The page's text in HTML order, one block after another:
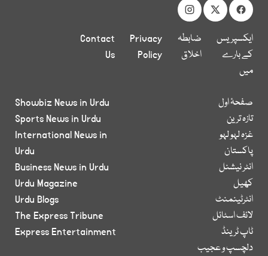
ایکسپریس
کے بارے
میں
ضابطہ
اخلاق
Privacy
Policy
Contact
Us
صفحۂ اول
تازہ ترین
غزہ لہو لہو
پاکستان
انٹر نیشنل
کھیل
انٹرٹینمنٹ
لائف اسٹائل
ٹاپ ٹرینڈ
دلچسپ و عجیب
Showbiz News in Urdu
Sports News in Urdu
International News in
Urdu
Business News in Urdu
Urdu Magazine
Urdu Blogs
The Express Tribune
Express Entertainment